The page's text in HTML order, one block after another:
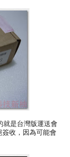
是台灣版運送會
收，因為可能會